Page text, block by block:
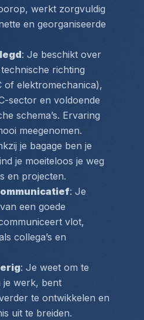
werkt zorgvuldig
en georganiseerde
: Je beschikt over
richting
of elektromechanica),
sector en voldoende
schema’s. Ervaring
meegenomen.
je bagage ben je
je moeiteloos je weg
en projecten.
: Je
een goede
vlot,
collega’s en
: Je weet om te
je werk, bent
te ontwikkelen en
uit te breiden.